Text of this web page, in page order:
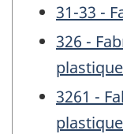
31-33 -
326 -
3261 -
plastique